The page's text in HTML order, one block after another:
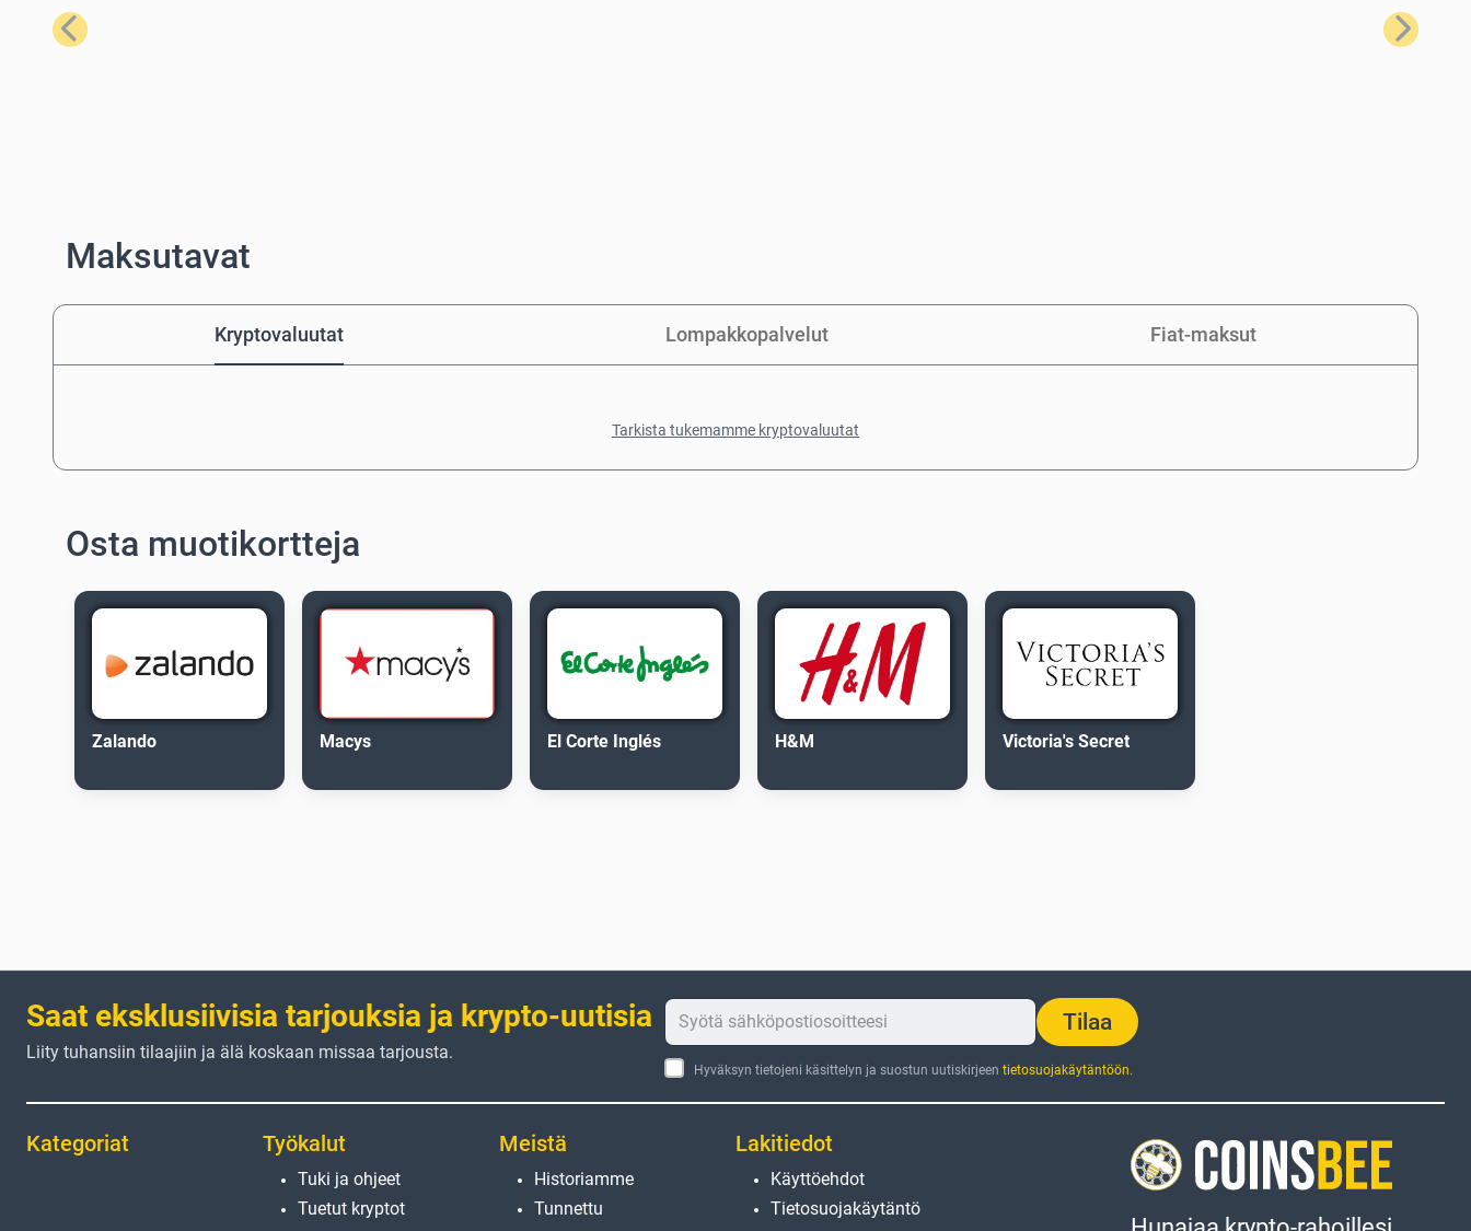
Edellinen Seuraava
Maksutavat
Kryptovaluutat Lompakkopalvelut Fiat-maksut
Tarkista tukemamme kryptovaluutat
Osta muotikortteja
Zalando Macys El Corte Inglés H&M Victoria's Secret
Saat eksklusiivisia tarjouksia ja krypto-uutisia
Liity tuhansiin tilaajiin ja älä koskaan missaa tarjousta.
Tilaa
Hyväksyn tietojeni käsittelyn ja suostun uutiskirjeen tietosuojakäytäntöön.
Kategoriat Työkalut
Tuki ja ohjeet
Tuetut kryptot
Meistä
Historiamme
Tunnettu
Lakitiedot
Käyttöehdot
Tietosuojakäytäntö